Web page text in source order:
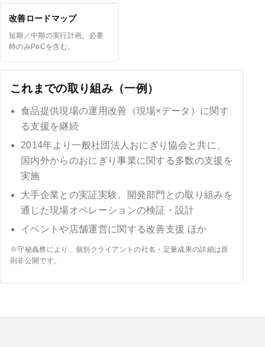
改善ロードマップ
短期／中期の実行計画。必要
時のみPoCを含む。
これまでの取り組み（一例）
食品提供現場の運用改善（現場×データ）に関す
る支援を継続
2014年より一般社団法人おにぎり協会と共に、
国内外からのおにぎり事業に関する多数の支援を
実施
大手企業との実証実験、開発部門との取り組みを
通じた現場オペレーションの検証・設計
イベントや店舗運営に関する改善支援 ほか
※守秘義務により、個別クライアントの社名・定量成果の詳細は原
則非公開です。